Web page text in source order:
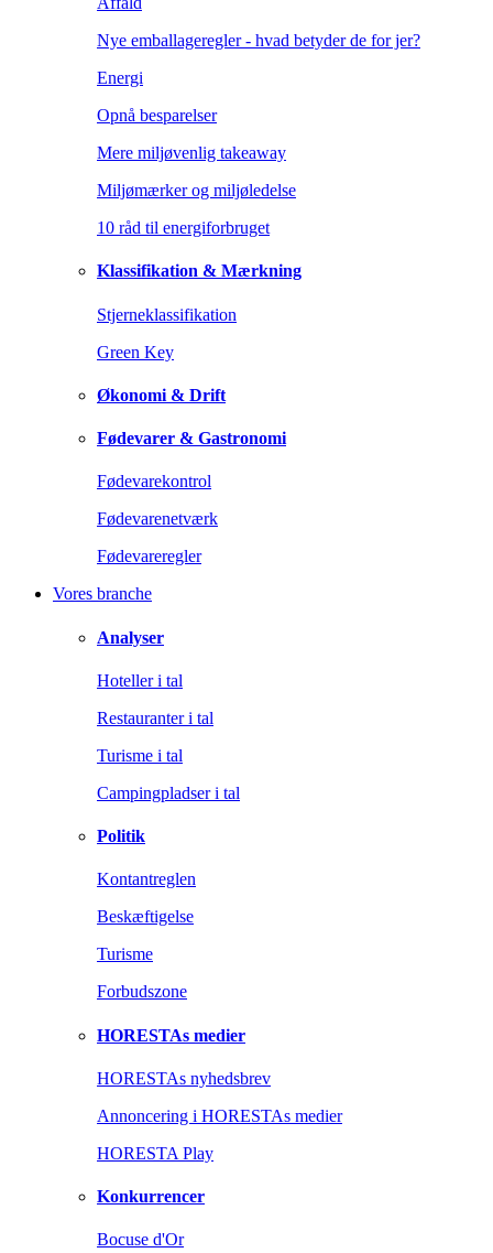
Nye emballageregler - hvad betyder de for jer?
Energi
Opnå besparelser
Mere miljøvenlig takeaway
Miljømærker og miljøledelse
10 råd til energiforbruget
Klassifikation & Mærkning
Stjerneklassifikation
Green Key
Økonomi & Drift
Fødevarer & Gastronomi
Fødevarekontrol
Fødevarenetværk
Fødevareregler
Vores branche
Analyser
Hoteller i tal
Restauranter i tal
Turisme i tal
Campingpladser i tal
Politik
Kontantreglen
Beskæftigelse
Turisme
Forbudszone
HORESTAs medier
HORESTAs nyhedsbrev
Annoncering i HORESTAs medier
HORESTA Play
Konkurrencer
Bocuse d'Or